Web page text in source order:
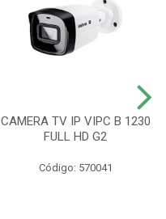
CAMERA TV IP VIPC B 1230
FULL HD G2
Código: 570041